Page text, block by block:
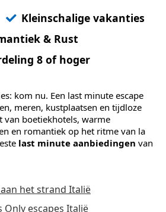
Kleinschalige vakanties
& Rust
8 of hoger
kom nu. Een last minute escape
meren, kustplaatsen en tijdloze
van boetiekhotels, warme
en romantiek op het ritme van la
last minute aanbiedingen van
het strand Italië
Only escapes Italië